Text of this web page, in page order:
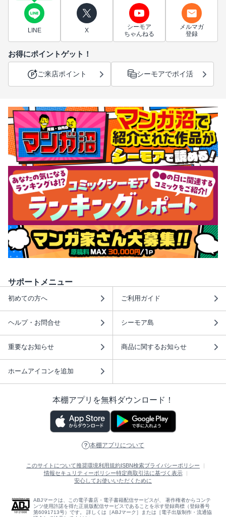
LINE X
シーモア
ちゃんねる
メルマガ
登録
お得にポイントゲット！
ご来店ポイント シーモアでポイ活
サポートメニュー
初めての方へ ご利用ガイド
ヘルプ・お問合せ シーモア島
重要なお知らせ 商品に関するお知らせ
ホームアイコンを追加
本棚アプリを無料ダウンロード！
本棚アプリについて
このサイトについて推奨環境利用規約ISBN検索プライバシーポリシー
情報セキュリティーポリシー特定商取引法に基づく表示
安心してお使いいただくために
ABJマークは、この電子書店・電子書籍配信サービスが、 著作権者からコンテ
ンツ使用許諾を得た正規版配信サービスであることを示す登録商標（登録番号
第6091713号）です。 詳しくは［ABJマーク］または［電子出版制作・流通協